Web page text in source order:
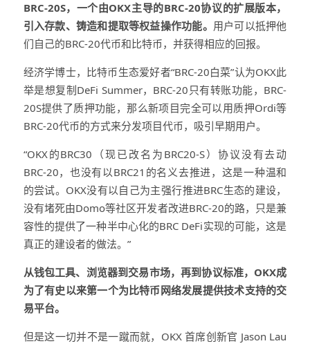
BRC-20S，一个由OKX主导的BRC-20协议的扩展版本，
引入存款、铸造和提取等权益操作功能。 用户可以抵押他
们自己的BRC-20代币和比特币，并获得相应的回报。
经济学博士，比特币生态爱好者“BRC-20白菜”认为OKX此
举是想复制DeFi Summer，BRC-20只有转账功能，BRC-
20S提供了质押功能，那么新项目完全可以用质押Ordi等
BRC-20代币的方式来分发项目代币，吸引早期用户。
“OKX的BRC30（现已改名为BRC20-S）协议没有去动
BRC-20，也没有以BRC21的名义去推进，这是一种温和
的尝试。OKX没有以自己为主强行推进BRC生态的建设，
没有堵死由Domo等社区开发者改进BRC-20的路，只是兼
容性的提供了一种半中心化的BRC DeFi实现的可能，这是
真正的建设者的做法。”
从钱包工具、浏览器到交易市场，再到协议标准，OKX成
为了有史以来第一个为比特币网络发展提供技术支持的交
易平台。
但是这一切并不是一蹴而就，OKX 首席创新官 Jason Lau